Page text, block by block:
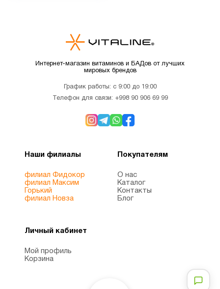
похудения
Женщинам
Здоровый
сон
1
Иммунитет 7
Инозитол
Интернет-магазин витаминов и БАДов от лучших
мировых брендов
График работы: с 9:00 до 19:00
Телефон для связи: +998 90 906 69 99
Наши филиалы
филиал Фидокор
филиал Максим
Горький
филиал Новза
Покупателям
О нас
Каталог
Контакты
Блог
Личный кабинет
Мой профиль
Корзина